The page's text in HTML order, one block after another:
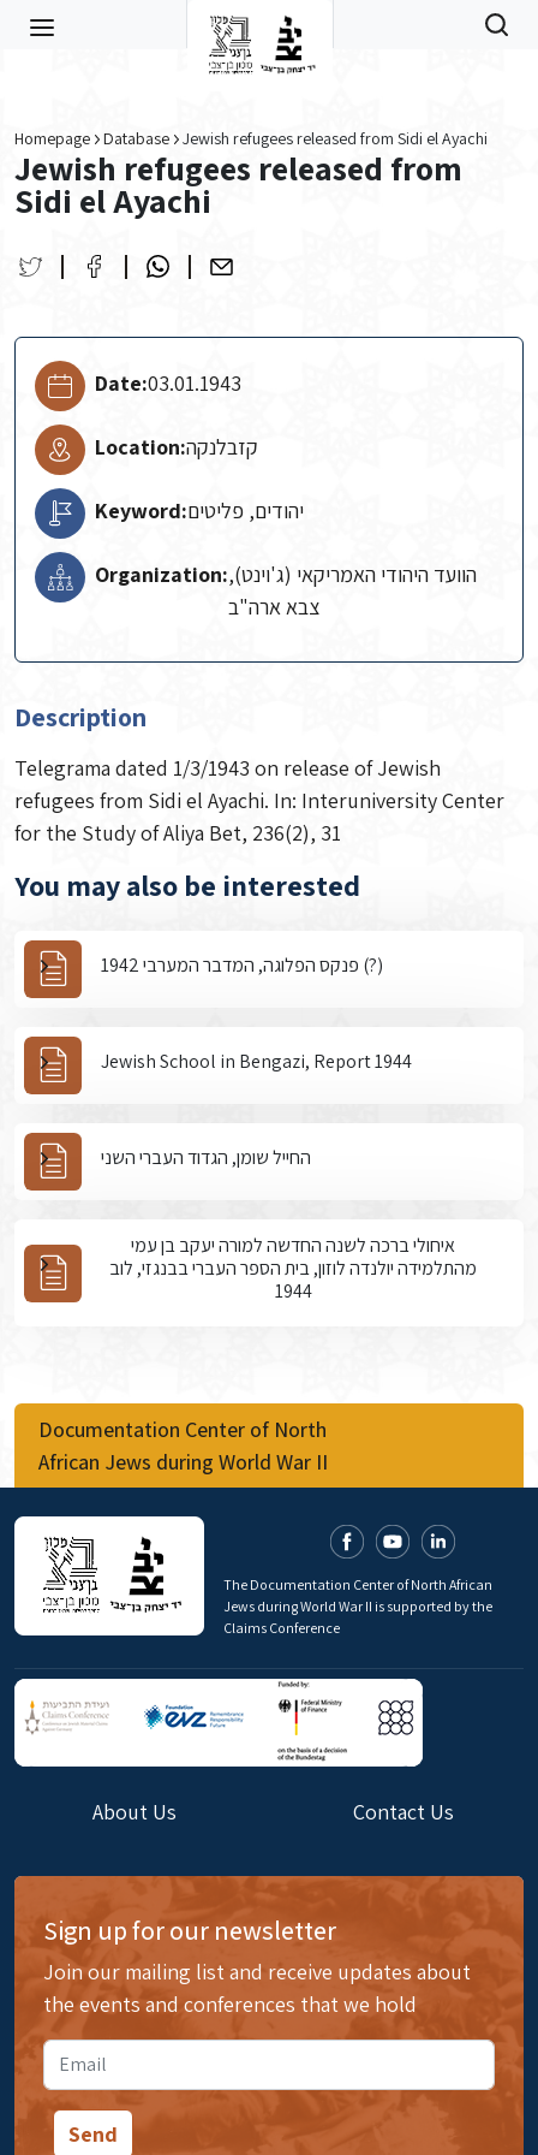
Homepage Database Jewish refugees released from Sidi el Ayachi
Jewish refugees released from
Sidi el Ayachi
Date:03.01.1943
Location:קזבלנקה
Keyword:יהודים, פליטים
Organization:הוועד היהודי האמריקאי (ג'וינט),
צבא ארה"ב
Description
Telegrama dated 1/3/1943 on release of Jewish
refugees from Sidi el Ayachi. In: Interuniversity Center
for the Study of Aliya Bet, 236(2), 31
You may also be interested
פנקס הפלוגה, המדבר המערבי 1942 (?)
Jewish School in Bengazi, Report 1944
החייל שומן, הגדוד העברי השני
איחולי ברכה לשנה החדשה למורה יעקב בן עמי
מהתלמידה יולנדה לוזון, בית הספר העברי בבנגזי, לוב
1944
Documentation Center of North
African Jews during World War II
The Documentation Center of North African
Jews during World War II is supported by the
Claims Conference
About Us Contact Us
Sign up for our newsletter
Join our mailing list and receive updates about
the events and conferences that we hold